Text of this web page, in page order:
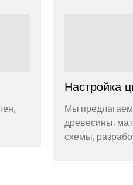
Настройка
Мы предлагаем
древесины,
схемы,